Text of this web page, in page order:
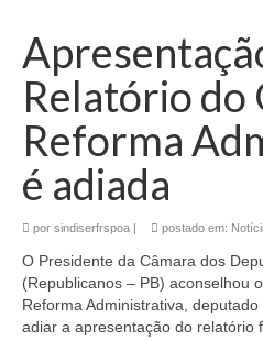
Relatório do
Reforma
é adiada
por sindiserfrspoa | postado em:
O Presidente da Câmara dos
(Republicanos – PB) aconselhou
Reforma Administrativa,
adiar a apresentação do relatório